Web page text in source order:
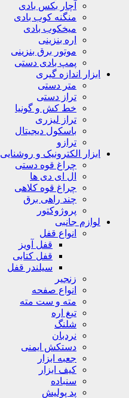
آچار بکس بادی
منگنه کوب بادی
میخکوب بادی
اره بنزینی
موتور برق بنزینی
پمپ بادی دستی
ابزار اندازه گیری
متر دستی
تراز دستی
خط کش و گونیا
تراز لیزری
باسکول دیجیتال
ترازو
ابزار الکترونیک و روشنایی
چراغ قوه دستی
ال ای دی ها
چراغ قوه کلاهی
چند راهی برق
پروژوکتور
لوازم جانبی
انواع قفل
قفل آویز
قفل کتابی
سیلندر قفل
زنجیر
انواع صفحه
مته و ست مته
تیغ اره
شلنگ
نردبان
دستکش ایمنی
جعبه ابزار
کیف ابزار
سنباده
پد پولیش